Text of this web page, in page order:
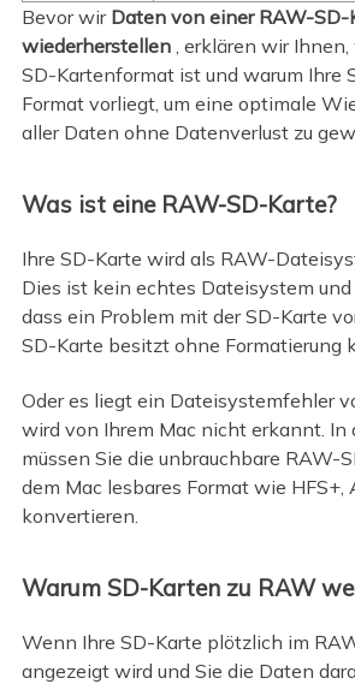
Bevor wir Daten von einer RAW-SD-
wiederherstellen, erklären wir
SD-Kartenformat ist und warum Ihre
Format vorliegt, um eine optimale
aller Daten ohne Datenverlust zu
Was ist eine RAW-SD-Karte?
Ihre SD-Karte wird als RAW-
Dies ist kein echtes Dateisystem und
dass ein Problem mit der SD-Karte
SD-Karte besitzt ohne Formatierung
Oder es liegt ein Dateisystemfehler
wird von Ihrem Mac nicht erkannt. In
müssen Sie die unbrauchbare RAW-
dem Mac lesbares Format wie HFS+,
konvertieren.
Warum SD-Karten zu RAW
Wenn Ihre SD-Karte plötzlich im
angezeigt wird und Sie die Daten